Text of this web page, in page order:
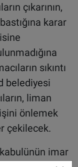
çıkarının,
karar
sıkıntı
belediyesi
liman
önlemek
çekilecek.
kabulünün imar